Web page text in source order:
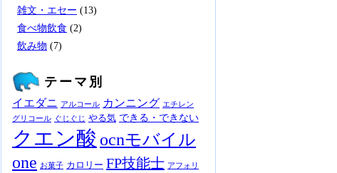
雑文・エセー (13)
食べ物飲食 (2)
飲み物 (7)
テーマ別
イエダニ アルコール カンニング エチレン
グリコール ぐじぐじ やる気 できる・できない
クエン酸 ocnモバイル
one お菓子 カロリー FP技能士 アフォリ